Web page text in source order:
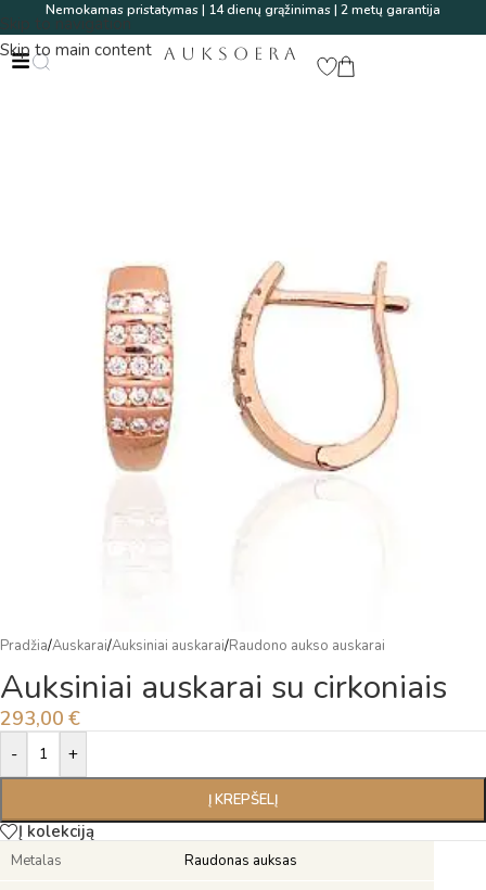
Skip to navigation
Skip to main content
Nemokamas pristatymas | 14 dienų grąžinimas | 2 metų garantija
AUKSOERA
Pradžia/Auskarai/Auksiniai auskarai/Raudono aukso auskarai
Auksiniai auskarai su cirkoniais
293,00 €
- +
Į KREPŠELĮ
Alternative:
Į kolekciją
Metalas Raudonas auksas